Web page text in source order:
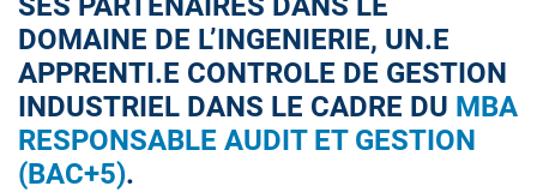
DOMAINE DE L’INGENIERIE, UN.E
APPRENTI.E CONTROLE DE GESTION
INDUSTRIEL DANS LE CADRE DU MBA
RESPONSABLE AUDIT ET GESTION
(BAC+5).